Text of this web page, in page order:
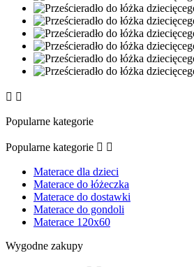
 
Popularne kategorie
Popularne kategorie  
Materace dla dzieci
Materace do łóżeczka
Materace do dostawki
Materace do gondoli
Materace 120x60
Wygodne zakupy